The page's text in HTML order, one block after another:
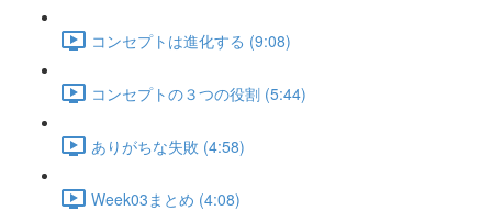
コンセプトは進化する (9:08)
コンセプトの３つの役割 (5:44)
ありがちな失敗 (4:58)
Week03まとめ (4:08)